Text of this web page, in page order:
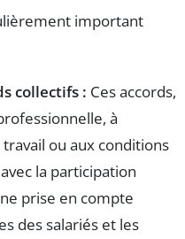
important
collectifs : Ces accords,
à
ou aux conditions
la participation
prise en compte
des salariés et les